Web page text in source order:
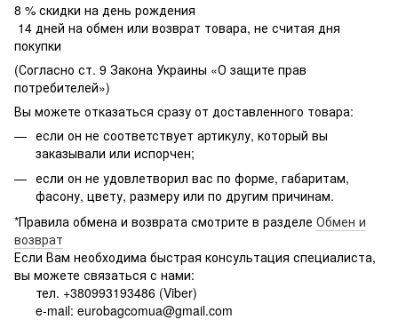
8 % скидки на день рождения
14 дней на обмен или возврат товара, не считая дня
покупки
(Согласно ст. 9 Закона Украины «О защите прав
потребителей»)
Вы можете отказаться сразу от доставленного товара:
если он не соответствует артикулу, который вы
заказывали или испорчен;
если он не удовлетворил вас по форме, габаритам,
фасону, цвету, размеру или по другим причинам.
*Правила обмена и возврата смотрите в разделе Обмен и
возврат
Если Вам необходима быстрая консультация специалиста,
вы можете связаться с нами:
тел. +380993193486 (Viber)
e-mail: eurobagcomua@gmail.com